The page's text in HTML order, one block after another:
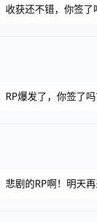
获还不错，你签了
爆发了，你签了吗
剧的RP啊！明天再